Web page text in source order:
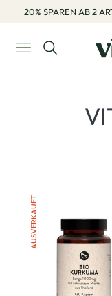
20% SPAREN AB 2
Navigation
AUSVERKAUFT